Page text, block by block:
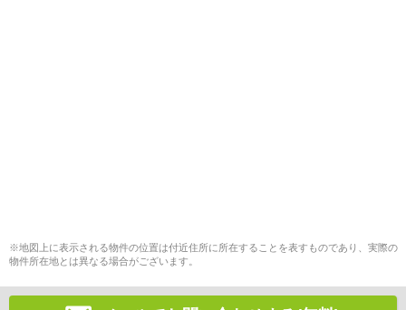
※地図上に表示される物件の位置は付近住所に所在することを表すものであり、実際の
物件所在地とは異なる場合がございます。